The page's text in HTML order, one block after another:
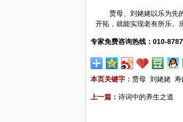
贾母、刘姥姥以乐为先
开拓，就能实现老有所乐。
专家免费咨询热线：010-
本页关键字： 贾母 刘姥姥 寿
上一篇： 诗词中的养生之道